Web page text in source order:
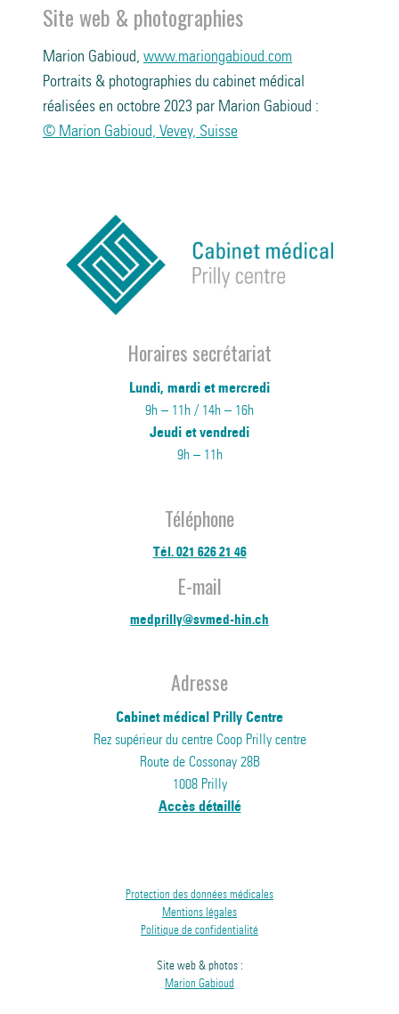
Site web & photographies
Marion Gabioud, www.mariongabioud.com
Portraits & photographies du cabinet médical
réalisées en octobre 2023 par Marion Gabioud :
© Marion Gabioud, Vevey, Suisse
Horaires secrétariat
Lundi, mardi et mercredi
9h – 11h / 14h – 16h
Jeudi et vendredi
9h – 11h
Téléphone
Tél. 021 626 21 46
E-mail
medprilly@svmed-hin.ch
Adresse
Cabinet médical Prilly Centre
Rez supérieur du centre Coop Prilly centre
Route de Cossonay 28B
1008 Prilly
Accès détaillé
Protection des données médicales
Mentions légales
Politique de confidentialité
Site web & photos :
Marion Gabioud